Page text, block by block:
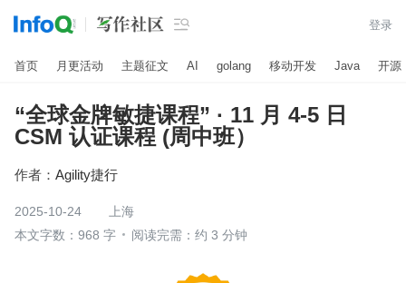
 登录
首页 月更活动 主题征文 AI golang 移动开发 Java 开源
“全球金牌敏捷课程” · 11 月 4-5 日
CSM 认证课程 (周中班）
作者： Agility捷行
2025-10-24
上海
本文字数：968 字
阅读完需：约 3 分钟